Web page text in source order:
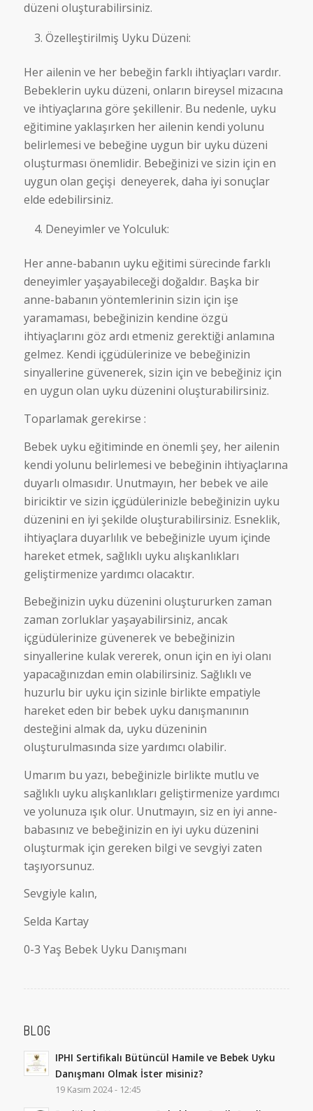
düzeni oluşturabilirsiniz.
Özelleştirilmiş Uyku Düzeni:
Her ailenin ve her bebeğin farklı ihtiyaçları vardır.
Bebeklerin uyku düzeni, onların bireysel mizacına
ve ihtiyaçlarına göre şekillenir. Bu nedenle, uyku
eğitimine yaklaşırken her ailenin kendi yolunu
belirlemesi ve bebeğine uygun bir uyku düzeni
oluşturması önemlidir. Bebeğinizi ve sizin için en
uygun olan geçişi deneyerek, daha iyi sonuçlar
elde edebilirsiniz.
Deneyimler ve Yolculuk:
Her anne-babanın uyku eğitimi sürecinde farklı
deneyimler yaşayabileceği doğaldır. Başka bir
anne-babanın yöntemlerinin sizin için işe
yaramaması, bebeğinizin kendine özgü
ihtiyaçlarını göz ardı etmeniz gerektiği anlamına
gelmez. Kendi içgüdülerinize ve bebeğinizin
sinyallerine güvenerek, sizin için ve bebeğiniz için
en uygun olan uyku düzenini oluşturabilirsiniz.
Toparlamak gerekirse :
Bebek uyku eğitiminde en önemli şey, her ailenin
kendi yolunu belirlemesi ve bebeğinin ihtiyaçlarına
duyarlı olmasıdır. Unutmayın, her bebek ve aile
biriciktir ve sizin içgüdülerinizle bebeğinizin uyku
düzenini en iyi şekilde oluşturabilirsiniz. Esneklik,
ihtiyaçlara duyarlılık ve bebeğinizle uyum içinde
hareket etmek, sağlıklı uyku alışkanlıkları
geliştirmenize yardımcı olacaktır.
Bebeğinizin uyku düzenini oluştururken zaman
zaman zorluklar yaşayabilirsiniz, ancak
içgüdülerinize güvenerek ve bebeğinizin
sinyallerine kulak vererek, onun için en iyi olanı
yapacağınızdan emin olabilirsiniz. Sağlıklı ve
huzurlu bir uyku için sizinle birlikte empatiyle
hareket eden bir bebek uyku danışmanının
desteğini almak da, uyku düzeninin
oluşturulmasında size yardımcı olabilir.
Umarım bu yazı, bebeğinizle birlikte mutlu ve
sağlıklı uyku alışkanlıkları geliştirmenize yardımcı
ve yolunuza ışık olur. Unutmayın, siz en iyi anne-
babasınız ve bebeğinizin en iyi uyku düzenini
oluşturmak için gereken bilgi ve sevgiyi zaten
taşıyorsunuz.
Sevgiyle kalın,
Selda Kartay
0-3 Yaş Bebek Uyku Danışmanı
BLOG
IPHI Sertifikalı Bütüncül Hamile ve Bebek Uyku
Danışmanı Olmak İster misiniz?
19 Kasım 2024 - 12:45